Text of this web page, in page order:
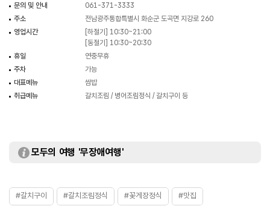
문의 및 안내
061-371-3333
주소
전남광주통합특별시 화순군 도곡면 지강로 260
영업시간
[하절기] 10:30~21:00
[동절기] 10:30~20:30
휴일
연중무휴
주차
가능
대표메뉴
쌈밥
취급메뉴
갈치조림 / 병어조림정식 / 갈치구이 등
모두의 여행 '무장애여행'
#갈치구이 #갈치조림정식 #꽃게장정식 #맛집